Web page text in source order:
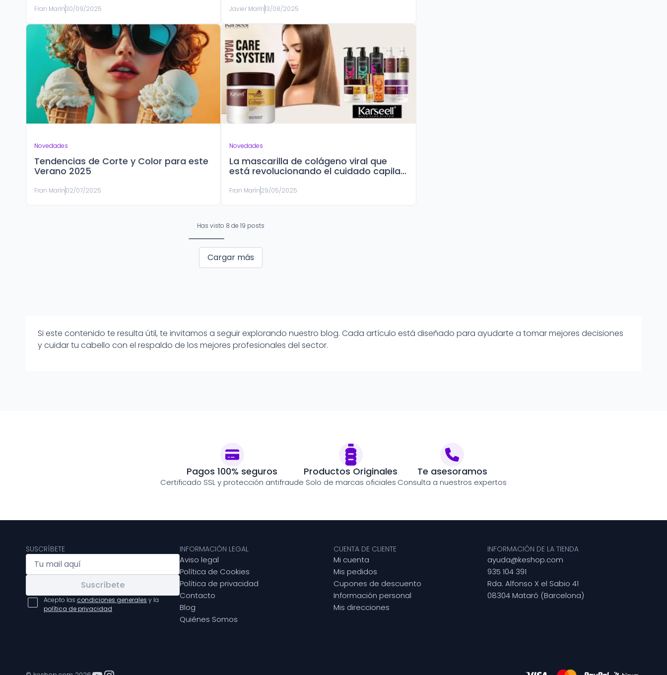
Fran Marín30/09/2025 Javier Marín13/08/2025
Novedades
Tendencias de Corte y Color para este
Verano 2025
Fran Marín02/07/2025
Novedades
La mascarilla de colágeno viral que
está revolucionando el cuidado capilar:
Fran Marín29/05/2025
Has visto 8 de19 posts
Cargar más
Si este contenido te resulta útil, te invitamos a seguir explorando nuestro blog. Cada artículo está diseñado para ayudarte a tomar mejores decisiones
y cuidar tu cabello con el respaldo de los mejores profesionales del sector.
Pagos 100% seguros
Certificado SSL y protección antifraude
Productos Originales
Solo de marcas oficiales
Te asesoramos
Consulta a nuestros expertos
SUSCRÍBETE
Suscríbete
Acepto las condiciones generales y la
política de privacidad
INFORMACIÓN LEGAL
Aviso legal
Política de Cookies
Política de privacidad
Contacto
Blog
Quiénes Somos
CUENTA DE CLIENTE
Mi cuenta
Mis pedidos
Cupones de descuento
Información personal
Mis direcciones
INFORMACIÓN DE LA TIENDA
ayuda@keshop.com
935 104 391
Rda. Alfonso X el Sabio 41
08304 Mataró (Barcelona)